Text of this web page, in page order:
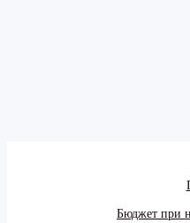
Бюджет при